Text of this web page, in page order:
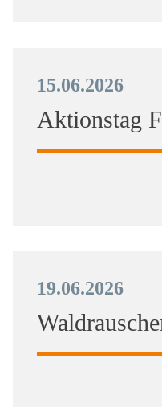
15.06.2026
Aktionstag
19.06.2026